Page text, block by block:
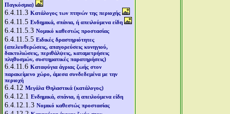
Παγκόσμια)
6.4.11.3 Κατάλογος των πτηνών της περιοχής
6.4.11.5 Ενδημικά, σπάνια, ή απειλούμενα είδη
6.4.11.5.3 Νομικό καθεστώς προστασίας
6.4.11.5.5 Ειδικές δραστηριότητες
(απελευθερώσεις, απαγορεύσεις κυνηγιού,
δακτυλιώσεις, περιθάλψεις, καταμετρήσεις
πληθυσμών, συστηματικές παρατηρήσεις)
6.4.11.6 Καταφύγια άγριας ζωής στον
παρακείμενο χώρο, άμεσα συνδεδεμένα με την
περιοχή
6.4.12 Μεγάλα Θηλαστικά (κατάλογος)
6.4.12.1 Ενδημικά, σπάνια, ή απειλούμενα είδη
6.4.12.1.3 Νομικό καθεστώς προστασίας